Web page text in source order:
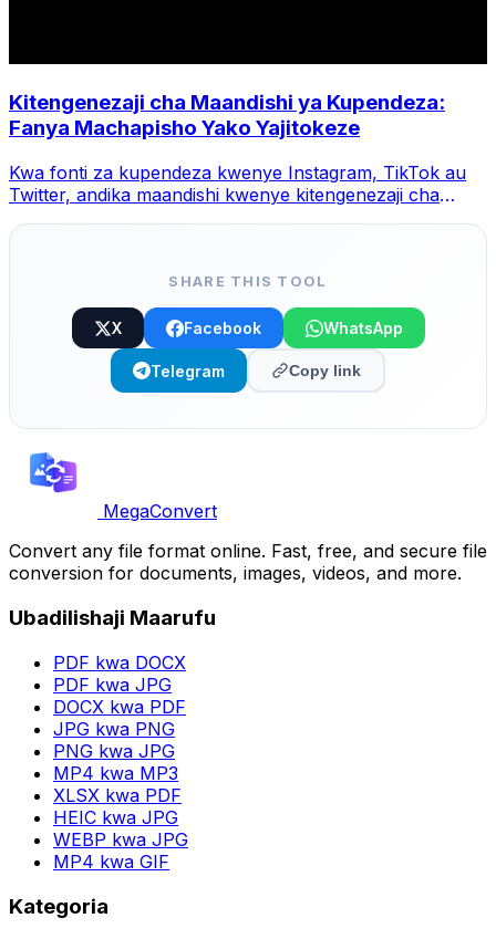
Kitengenezaji cha Maandishi ya Kupendeza:
Fanya Machapisho Yako Yajitokeze
Kwa fonti za kupendeza kwenye Instagram, TikTok au
Twitter, andika maandishi kwenye kitengenezaji cha
SHARE THIS TOOL
X Facebook WhatsApp
Telegram Copy link
MegaConvert
Convert any file format online. Fast, free, and secure file
conversion for documents, images, videos, and more.
Ubadilishaji Maarufu
PDF kwa DOCX
PDF kwa JPG
DOCX kwa PDF
JPG kwa PNG
PNG kwa JPG
MP4 kwa MP3
XLSX kwa PDF
HEIC kwa JPG
WEBP kwa JPG
MP4 kwa GIF
Kategoria